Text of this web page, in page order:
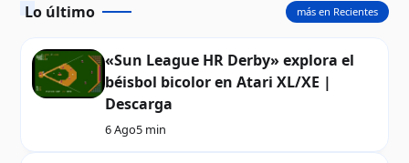
Lo último
«Sun League HR Derby» explora el
béisbol bicolor en Atari XL/XE |
Descarga
6 Ago5 min
más en Recientes